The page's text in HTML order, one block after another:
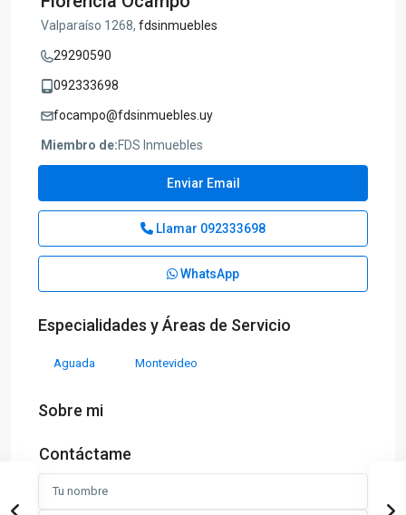
Valparaíso 1268, fdsinmuebles
29290590
092333698
focampo@fdsinmuebles.uy
Miembro de:FDS Inmuebles
Enviar Email
Llamar 092333698
WhatsApp
Especialidades y Áreas de Servicio
Aguada Montevideo
Sobre mi
Contáctame